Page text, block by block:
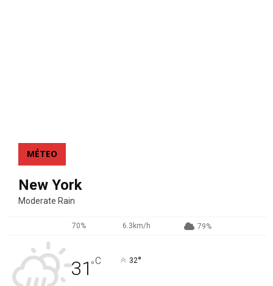
MÉTEO
New York
Moderate Rain
70% 6.3km/h 79%
31°C 32°